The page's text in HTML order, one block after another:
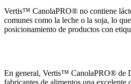
Vertis™ CanolaPRO® no contiene
comunes como la leche o la soja, lo
posicionamiento de productos con
En general, Vertis™ CanolaPRO® de
fabricantes de alimentos una excelente